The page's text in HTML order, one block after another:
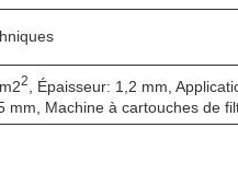
2
, Épaisseur: 1,2 mm,
mm, Machine à cartouches de